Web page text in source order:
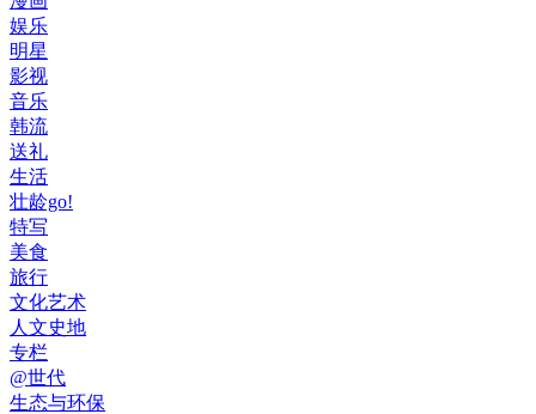
娱乐
明星
影视
音乐
韩流
送礼
生活
壮龄go!
特写
美食
旅行
文化艺术
人文史地
专栏
@世代
生态与环保